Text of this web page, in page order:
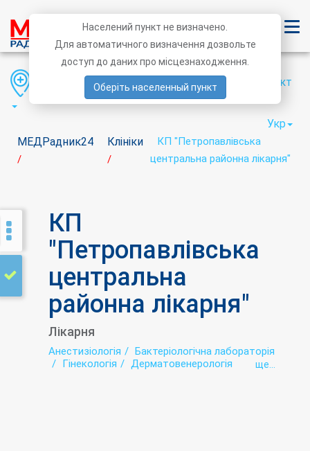
МЕДРадник24
/
Клініки
/
КП "Петропавлівська
центральна районна лікарня"
Область Район Населений пункт
Укр
КП
"Петропавлівська
центральна
районна лікарня"
Лікарня
Анестизіологія
Бактеріологічна лабораторія
Гінекологія
Дерматовенерологія
ще...
Населений пункт не визначено.
Для автоматичного визначення дозвольте
доступ до даних про місцезнаходження.
Оберіть населенный пункт